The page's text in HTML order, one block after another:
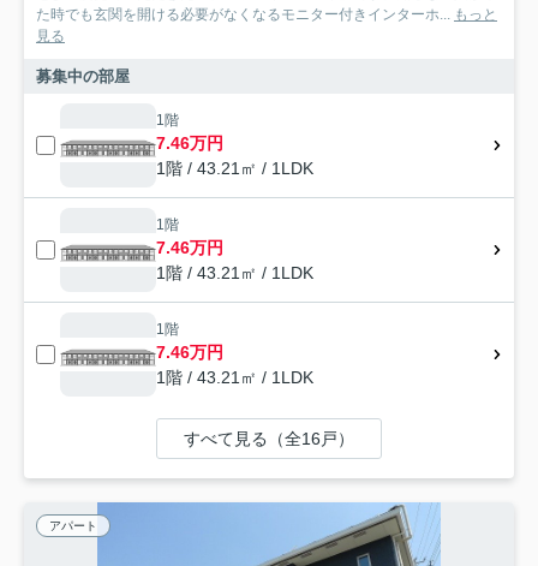
た時でも玄関を開ける必要がなくなるモニター付きインターホ... もっと
見る
募集中の部屋
1階
7.46万円
1階 / 43.21㎡ / 1LDK
1階
7.46万円
1階 / 43.21㎡ / 1LDK
1階
7.46万円
1階 / 43.21㎡ / 1LDK
すべて見る（全16戸）
アパート